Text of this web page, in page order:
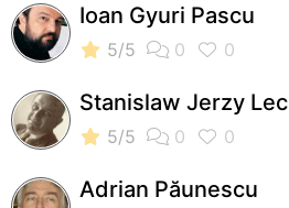
Ioan Gyuri Pascu
Stanislaw Jerzy Lec
Adrian Păunescu